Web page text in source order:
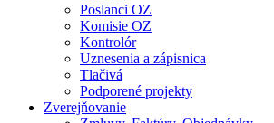
Poslanci OZ
Komisie OZ
Kontrolór
Uznesenia a zápisnica
Tlačivá
Podporené projekty
Zverejňovanie